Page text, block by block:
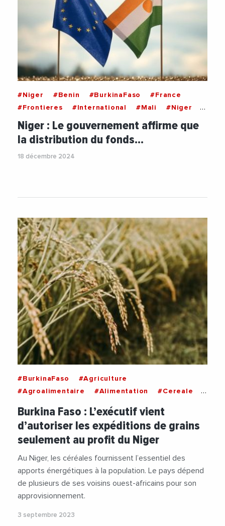
#Niger #Benin #BurkinaFaso
#France
#Frontieres
#International #Mali
#Niger
#ONG
#UnionEuropeenne
Niger : Le gouvernement affirme que
la distribution du fonds…
18 décembre 2024
#BurkinaFaso
#Agriculture
#Agroalimentaire
#Alimentation
#Cereale
Burkina Faso : L’exécutif vient
d’autoriser les expéditions de grains
seulement au profit du Niger
Au Niger, les céréales fournissent l’essentiel des
apports énergétiques à la population. Le pays dépend
de plusieurs de ses voisins ouest-africains pour son
approvisionnement.
3 septembre 2023